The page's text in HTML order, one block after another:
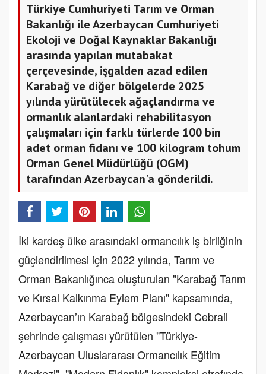
Türkiye Cumhuriyeti Tarım ve Orman
Bakanlığı ile Azerbaycan Cumhuriyeti
Ekoloji ve Doğal Kaynaklar Bakanlığı
arasında yapılan mutabakat
çerçevesinde, işgalden azad edilen
Karabağ ve diğer bölgelerde 2025
yılında yürütülecek ağaçlandırma ve
ormanlık alanlardaki rehabilitasyon
çalışmaları için farklı türlerde 100 bin
adet orman fidanı ve 100 kilogram tohum
Orman Genel Müdürlüğü (OGM)
tarafından Azerbaycan'a gönderildi.
İki kardeş ülke arasındaki ormancılık iş birliğinin
güçlendirilmesi için 2022 yılında, Tarım ve
Orman Bakanlığınca oluşturulan "Karabağ Tarım
ve Kırsal Kalkınma Eylem Planı" kapsamında,
Azerbaycan’ın Karabağ bölgesindeki Cebrail
şehrinde çalışması yürütülen "Türkiye-
Azerbaycan Uluslararası Ormancılık Eğitim